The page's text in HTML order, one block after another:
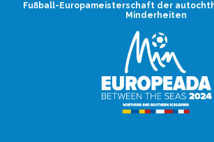
Fußball-Europameisterschaft der
Minderheiten